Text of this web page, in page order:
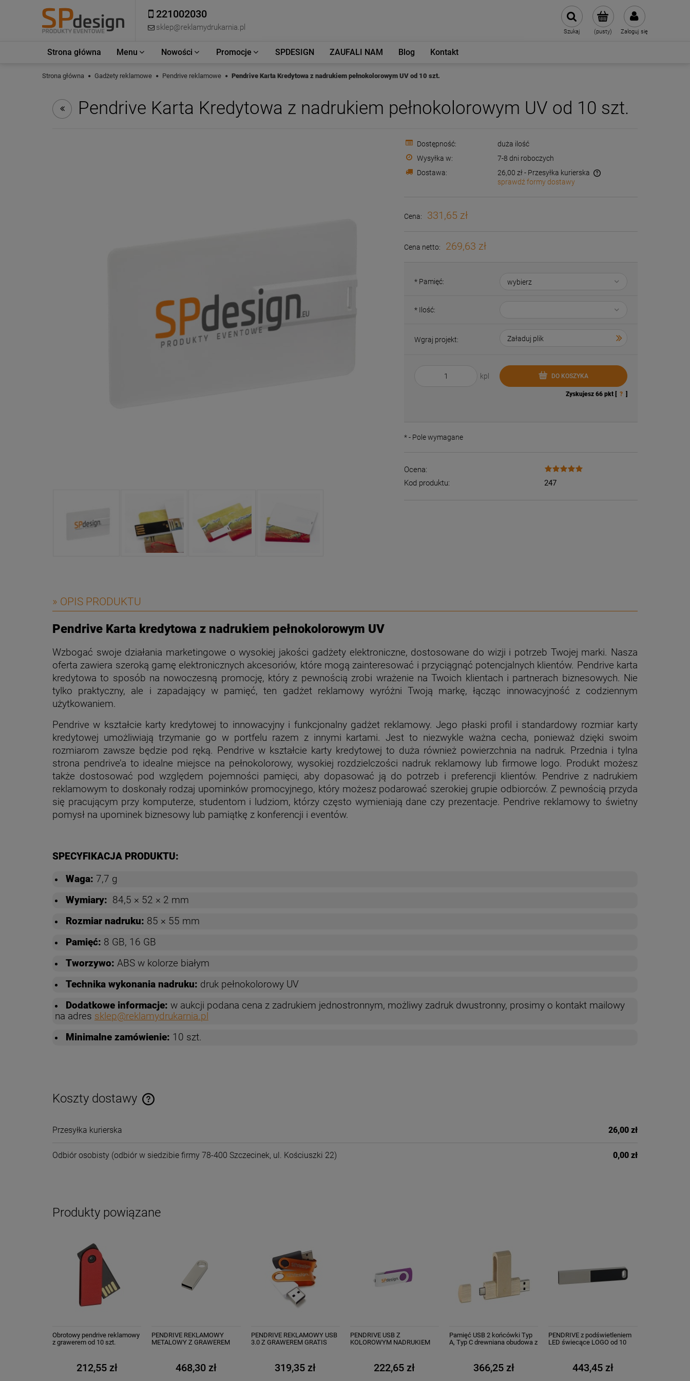
221002030
sklep@reklamydrukarnia.pl (pusty) Zaloguj się
Szukaj
Strona główna Menu Nowości Promocje SPDESIGN ZAUFALI NAM Blog Kontakt
Strona główna Gadżety reklamowe Pendrive reklamowe Pendrive Karta Kredytowa z nadrukiem pełnokolorowym UV od 10 szt.
Pendrive Karta Kredytowa z nadrukiem pełnokolorowym UV od 10 szt.
Dostępność:
duża ilość
Wysyłka w:
7-8 dni roboczych
Dostawa:
26,00 zł - Przesyłka kurierska
sprawdź formy dostawy
Cena: 331,65 zł
Cena netto: 269,63 zł
* Pamięć:
* Ilość:
Wgraj projekt:
kpl DO KOSZYKA
Zyskujesz 66pkt [ ? ]
*- Pole wymagane
Ocena:
Kod produktu:
247
» OPIS PRODUKTU
Pendrive Karta kredytowa z nadrukiem pełnokolorowym UV
Wzbogać swoje działania marketingowe o wysokiej jakości gadżety elektroniczne, dostosowane do wizji i potrzeb Twojej marki. Nasza
oferta zawiera szeroką gamę elektronicznych akcesoriów, które mogą zainteresować i przyciągnąć potencjalnych klientów. Pendrive karta
kredytowa to sposób na nowoczesną promocję, który z pewnością zrobi wrażenie na Twoich klientach i partnerach biznesowych. Nie
tylko praktyczny, ale i zapadający w pamięć, ten gadżet reklamowy wyróżni Twoją markę, łącząc innowacyjność z codziennym
użytkowaniem.
Pendrive w kształcie karty kredytowej to innowacyjny i funkcjonalny gadżet reklamowy. Jego płaski profil i standardowy rozmiar karty
kredytowej umożliwiają trzymanie go w portfelu razem z innymi kartami. Jest to niezwykle ważna cecha, ponieważ dzięki swoim
rozmiarom zawsze będzie pod ręką. Pendrive w kształcie karty kredytowej to duża również powierzchnia na nadruk. Przednia i tylna
strona pendrive’a to idealne miejsce na pełnokolorowy, wysokiej rozdzielczości nadruk reklamowy lub firmowe logo. Produkt możesz
także dostosować pod względem pojemności pamięci, aby dopasować ją do potrzeb i preferencji klientów.
Pendrive z nadrukiem
reklamowym to doskonały rodzaj upominków promocyjnego, który możesz podarować szerokiej grupie odbiorców. Z pewnością przyda
się pracującym przy komputerze, studentom i ludziom, którzy często wymieniają dane czy prezentacje. Pendrive reklamowy to świetny
pomysł na upominek biznesowy lub pamiątkę z konferencji i eventów.
SPECYFIKACJA PRODUKTU:
Waga: 7,7 g
Wymiary: 84,5 × 52 × 2 mm
Rozmiar nadruku: 85 × 55 mm
Pamięć: 8 GB, 16 GB
Tworzywo: ABS w kolorze białym
Technika wykonania nadruku: druk pełnokolorowy UV
Dodatkowe informacje: w aukcji podana cena z zadrukiem jednostronnym, możliwy zadruk dwustronny, prosimy o kontakt mailowy
na adres sklep@reklamydrukarnia.pl
Minimalne zamówienie: 10 szt.
Koszty dostawy
Przesyłka kurierska 26,00 zł
Odbiór osobisty (odbiór w siedzibie firmy 78-400 Szczecinek, ul. Kościuszki 22) 0,00 zł
Produkty powiązane
Obrotowy pendrive reklamowy
z grawerem od 10 szt.
212,55 zł
PENDRIVE REKLAMOWY
METALOWY Z GRAWEREM
468,30 zł
PENDRIVE REKLAMOWY USB
3.0 Z GRAWEREM GRATIS
319,35 zł
PENDRIVE USB Z
KOLOROWYM NADRUKIEM
222,65 zł
Pamięć USB 2 końcówki Typ
A, Typ C drewniana obudowa z
366,25 zł
PENDRIVE z podświetleniem
LED świecące LOGO od 10
443,45 zł